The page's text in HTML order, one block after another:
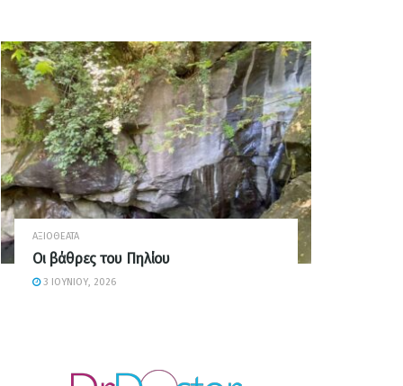
ΑΞΙΟΘΈΑΤΑ
Οι βάθρες του Πηλίου
3 ΙΟΥΝΊΟΥ, 2026